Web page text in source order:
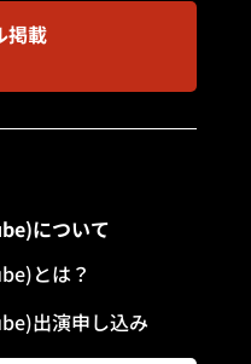
掲載
について
とは？
出演申し込み